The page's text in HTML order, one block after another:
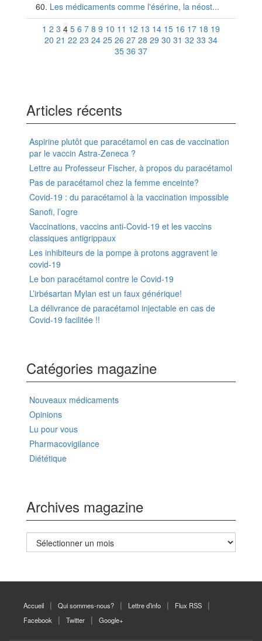
Les médicaments comme l'ésérine, la néost...
1 2 3 4 5 6 7 8 9 10 11 12 13 14 15 16 17 18 19
20 21 22 23 24 25 26 27 28 29 30 31 32 33 34
35 36 37
Articles récents
Aspirine plutôt que paracétamol en cas de vaccination
par le vaccin Astra-Zeneca ?
Lettre au Professeur Fischer, à propos du paracétamol
Pas de paracétamol chez la femme enceinte?
Covid-19 : du paracétamol à la vaccination impossible
Sanofi, l’ogre
Vaccinations, vaccins anti-Covid-19 et les vaccins
classiques antigrippaux
Les inhibiteurs de la pompe à protons aggravent le
covid-19
Le bon paracétamol contre le Covid-19
L’irbésartan Mylan est un faux générique!
La délivrance de paracétamol injectable en cas de
Covid-19 facilitée !!
Catégories magazine
Nouveaux médicaments
Opinions
Lu pour vous
Pharmacovigilance
Diététique
Archives magazine
Archives
magazine
Accueil Qui sommes-nous? Lettre d’info
Flux RSS
Facebook
Twitter Google+